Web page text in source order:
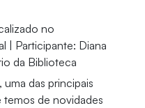
no
| Participante: Diana
da Biblioteca
uma das principais
temos de novidades